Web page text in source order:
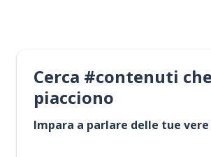
Cerca #contenuti
piacciono
Impara a parlare delle tue vere